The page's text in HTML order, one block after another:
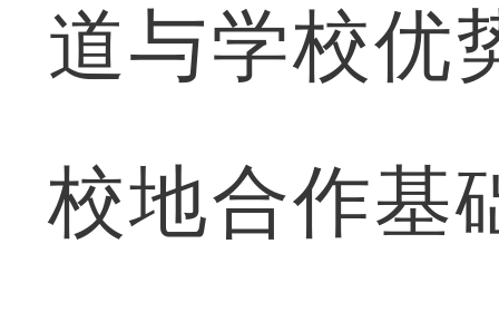
道与学校优
校地合作基